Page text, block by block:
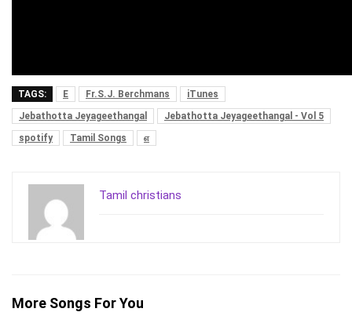
TAGS: E Fr.S.J. Berchmans
iTunes
Jebathotta Jeyageethangal
Jebathotta Jeyageethangal - Vol 5
spotify
Tamil Songs எ
Tamil christians
More Songs For You